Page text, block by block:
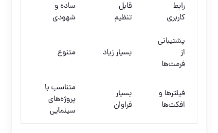
رابط
کاربری
قابل
تنظیم
ساده و
شهودی
پشتیبانی
از
فرمت‌ها
بسیار زیاد متنوع
فیلترها و
افکت‌ها
بسیار
فراوان
متناسب با
پروژه‌های
سینمایی